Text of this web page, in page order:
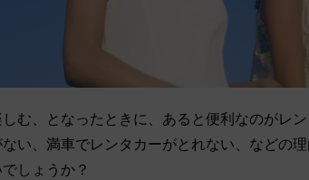
む、となったときに、あると便利なのがレ
い、満車でレンタカーがとれない、などの
しょうか？